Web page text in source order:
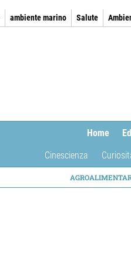
ambiente marino Salute
Home
Cinescienza